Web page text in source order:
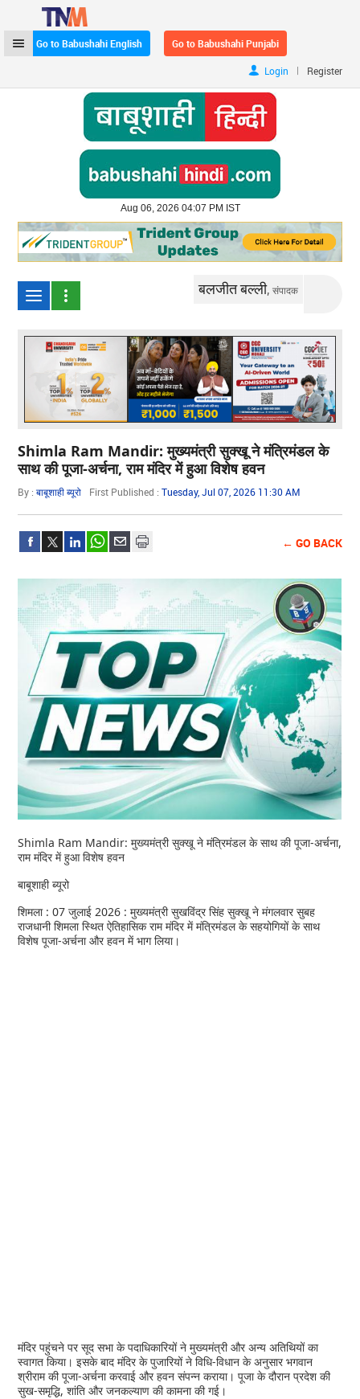
Go to Babushahi English Go to Babushahi Punjabi
Login | Register
Aug 06, 2026 04:07 PM IST
बलजीत बल्ली,संपादक
Shimla Ram Mandir: मुख्यमंत्री सुक्खू ने मंत्रिमंडल के
साथ की पूजा-अर्चना, राम मंदिर में हुआ विशेष हवन
By :बाबूशाही ब्यूरो First Published :Tuesday, Jul 07, 2026 11:30 AM
← GO BACK
Shimla Ram Mandir: मुख्यमंत्री सुक्खू ने मंत्रिमंडल के साथ की पूजा-अर्चना,
राम मंदिर में हुआ विशेष हवन
बाबूशाही ब्यूरो
शिमला : 07 जुलाई 2026 : मुख्यमंत्री सुखविंद्र सिंह सुक्खू ने मंगलवार सुबह
राजधानी शिमला स्थित ऐतिहासिक राम मंदिर में मंत्रिमंडल के सहयोगियों के साथ
विशेष पूजा-अर्चना और हवन में भाग लिया।
मंदिर पहुंचने पर सूद सभा के पदाधिकारियों ने मुख्यमंत्री और अन्य अतिथियों का
स्वागत किया। इसके बाद मंदिर के पुजारियों ने विधि-विधान के अनुसार भगवान
श्रीराम की पूजा-अर्चना करवाई और हवन संपन्न कराया। पूजा के दौरान प्रदेश की
सुख-समृद्धि, शांति और जनकल्याण की कामना की गई।